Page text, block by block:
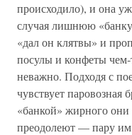
происходило), и она
случая лишнюю
«дал он клятвы» и
посулы и конфеты
неважно. Подходя с
чувствует
«банкой» жирного они
преодолеют — пару им